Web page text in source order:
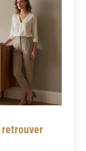
retrouver